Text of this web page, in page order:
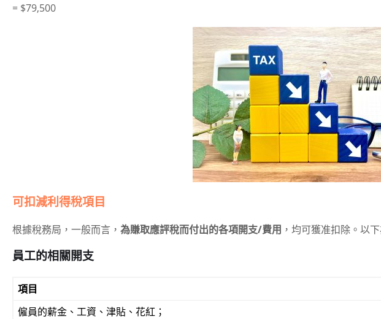
= $79,500
可扣減利得稅項目
根據稅務局，一般而言， 為賺取應評稅而付出的各項開支/費用 ，均可獲准扣除。以
員工的相關開支
項目
僱員的薪金、工資、津貼、花紅；